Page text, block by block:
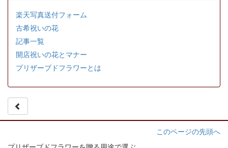
楽天写真送付フォーム
古希祝いの花
記事一覧
開店祝いの花とマナー
プリザーブドフラワーとは
このページの先頭へ